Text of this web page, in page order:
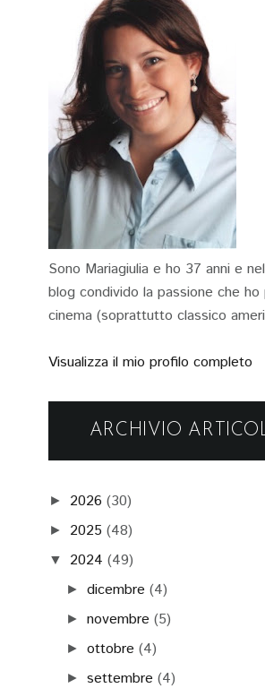
Sono Mariagiulia e ho 37 anni e
blog condivido la passione che ho
cinema (soprattutto classico
Visualizza il mio profilo completo
ARCHIVIO
► 2026 (30)
► 2025 (48)
▼ 2024 (49)
►dicembre (4)
►novembre (5)
►ottobre (4)
►settembre (4)